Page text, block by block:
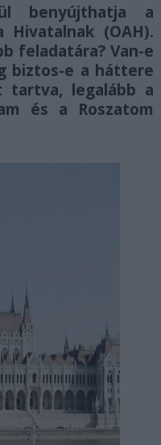
benyújthatja a
Hivatalnak (OAH).
feladatára? Van-e
biztos-e a háttere
tartva, legalább a
és a Roszatom